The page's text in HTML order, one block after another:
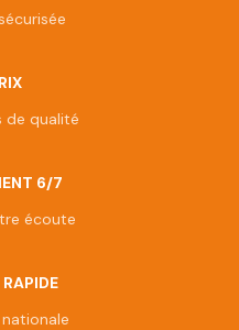
de qualité
6/7
écoute